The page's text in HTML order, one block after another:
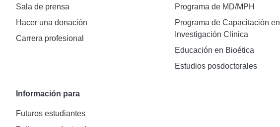
Sala de prensa
Hacer una donación
Carrera profesional
Programa de MD/MPH
Programa de Capacitación en
Investigación Clínica
Educación en Bioética
Estudios posdoctorales
Información para
Futuros estudiantes